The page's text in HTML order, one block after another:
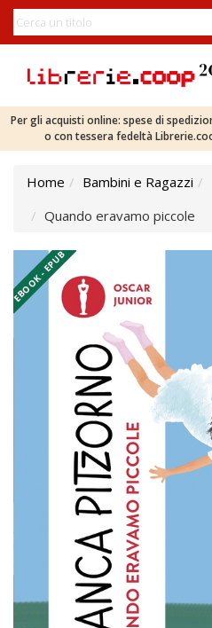
Per gli acquisti online: spese di
o con tessera fedeltà
Home Bambini e Ragazzi
Quando eravamo piccole
EBOOK - EPUB